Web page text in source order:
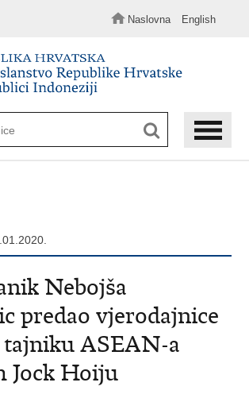
Naslovna English
Nebojša
predao vjerodajnice
ASEAN-a
Jock Hoiju